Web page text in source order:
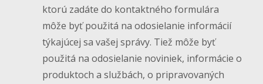
ktorú zadáte do kontaktného formulára
môže byť použitá na odosielanie informácií
týkajúcej sa vašej správy. Tiež môže byť
použitá na odosielanie noviniek, informácie o
produktoch a službách, o pripravovaných